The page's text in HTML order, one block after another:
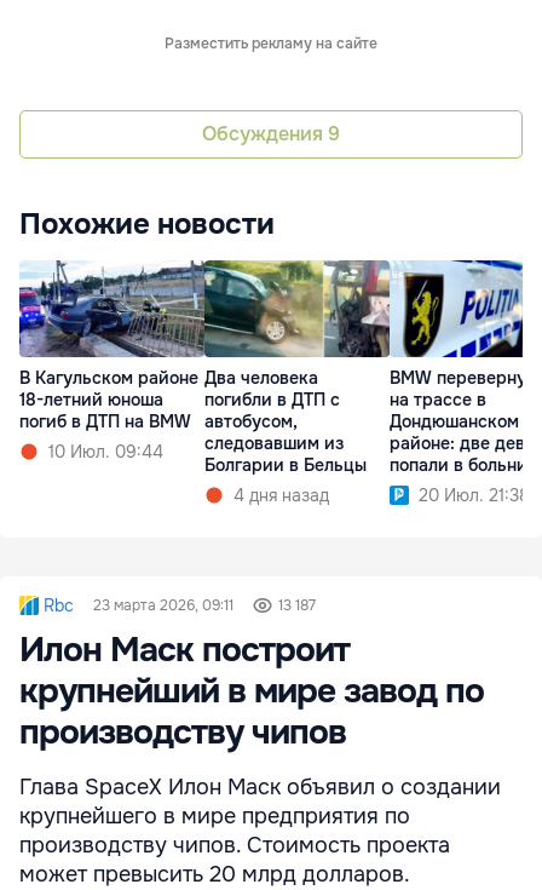
Разместить рекламу на сайте
Обсуждения 9
Похожие новости
В Кагульском районе
18-летний юноша
погиб в ДТП на BMW
10 Июл. 09:44
Два человека
погибли в ДТП с
автобусом,
следовавшим из
Болгарии в Бельцы
4 дня назад
BMW
на трассе в
Дондюшанском
районе: две
попали в
20 Июл. 21:38
Rbc 23 марта 2026, 09:11 13 187
Илон Маск построит
крупнейший в мире завод по
производству чипов
Глава SpaceX Илон Маск объявил о создании
крупнейшего в мире предприятия по
производству чипов. Стоимость проекта
может превысить 20 млрд долларов.